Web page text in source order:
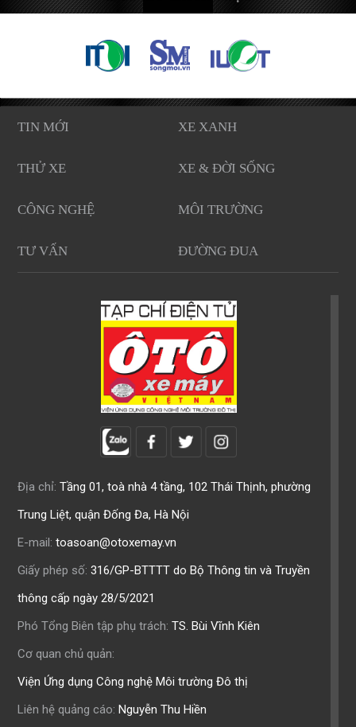
TIN MỚI XE XANH
THỬ XE XE & ĐỜI SỐNG
CÔNG NGHỆ MÔI TRƯỜNG
TƯ VẤN ĐƯỜNG ĐUA
Địa chỉ: Tầng 01, toà nhà 4 tầng, 102 Thái Thịnh, phường
Trung Liệt, quận Đống Đa, Hà Nội
E-mail: toasoan@otoxemay.vn
Giấy phép số: 316/GP-BTTTT do Bộ Thông tin và Truyền
thông cấp ngày 28/5/2021
Phó Tổng Biên tập phụ trách: TS. Bùi Vĩnh Kiên
Cơ quan chủ quản:
Viện Ứng dụng Công nghệ Môi trường Đô thị
Liên hệ quảng cáo: Nguyễn Thu Hiền